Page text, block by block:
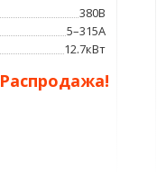
380В
5–315А
12.7кВт
Распродажа!